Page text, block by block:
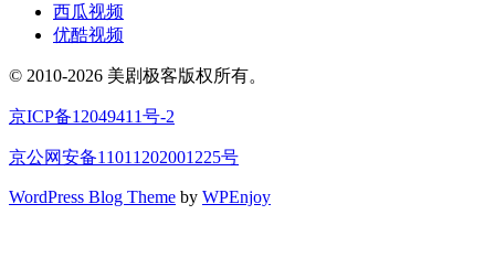
西瓜视频
优酷视频
© 2010-2026 美剧极客版权所有。
京ICP备12049411号-2
京公网安备11011202001225号
WordPress Blog Theme by WPEnjoy